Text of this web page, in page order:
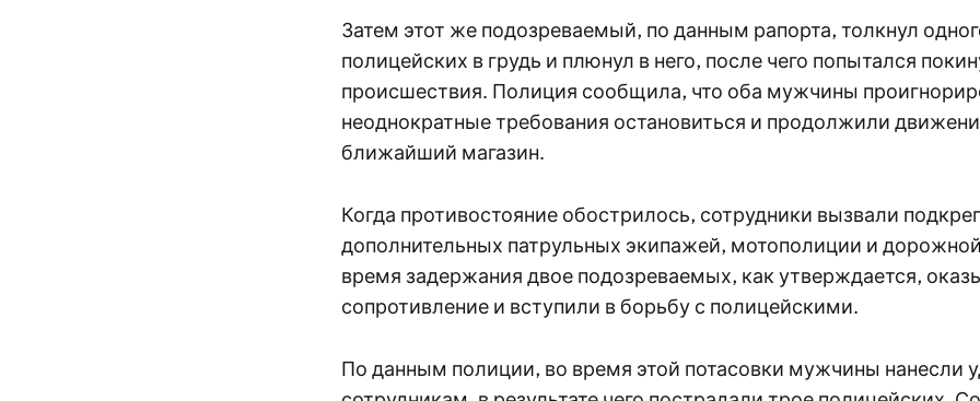
Затем этот же подозреваемый, по данным рапорта, толкнул
полицейских в грудь и плюнул в него, после чего попытался
происшествия. Полиция сообщила, что оба мужчины
неоднократные требования остановиться и продолжили
ближайший магазин.
Когда противостояние обострилось, сотрудники вызвали
дополнительных патрульных экипажей, мотополиции и
время задержания двое подозреваемых, как утверждается,
сопротивление и вступили в борьбу с полицейскими.
По данным полиции, во время этой потасовки мужчины нанесли